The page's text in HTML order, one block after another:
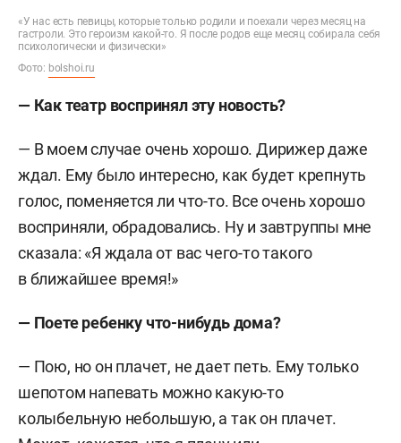
«У нас есть певицы, которые только родили и поехали через месяц на
гастроли. Это героизм какой-то. Я после родов еще месяц собирала себя
психологически и физически»
Фото: bolshoi.ru
— Как театр воспринял эту новость?
— В моем случае очень хорошо. Дирижер даже
ждал. Ему было интересно, как будет крепнуть
голос, поменяется ли что-то. Все очень хорошо
восприняли, обрадовались. Ну и завтруппы мне
сказала: «Я ждала от вас чего-то такого
в ближайшее время!»
— Поете ребенку что-нибудь дома?
— Пою, но он плачет, не дает петь. Ему только
шепотом напевать можно какую-то
колыбельную небольшую, а так он плачет.